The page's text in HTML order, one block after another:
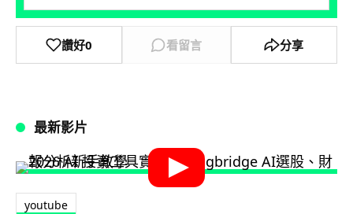
讚好0 看留言 分享
最新影片
youtube